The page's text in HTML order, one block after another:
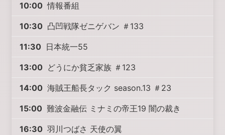
10:00 情報番組
10:30 凸凹戦隊ゼニゲバン ＃133
11:30 日本統一55
13:00 どうにか貧乏家族 ＃123
14:00 海賊王船長タック season.13 ＃23
15:00 難波金融伝 ミナミの帝王19 闇の裁き
16:30 羽川つばさ 天使の翼